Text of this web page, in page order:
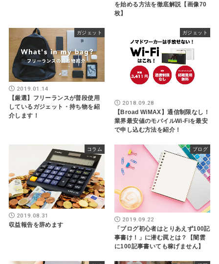
を始める方法を徹底解説【画像70
枚】
ガジェット
2019.01.14
【厳選】フリーランスが普段使用
しているガジェット・持ち物を紹
介します！
ガジェット
2018.09.28
【Broad WiMAX】通信制限なし！
業界最安値のモバイルWi-Fiを最安
で申し込む方法を紹介！
コラム
2019.08.31
収益報告を辞めます
ブログ
2019.09.22
「ブログ初心者はとりあえず100記
事書け！」に潜む罠とは？【闇雲
に100記事書いても稼げません】